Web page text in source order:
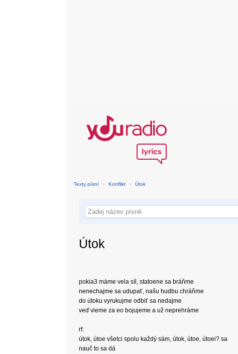
Texty písní › Konflikt › Útok
Útok
pokia3 máme vela síl, statoene sa bráňme
nenechajme sa udupať, našu hudbu chráňme
do útoku vyrukujme odbiť sa nedajme
veď vieme za eo bojujeme a už neprehráme
rf:
útok, útoe všetci spolu každý sám, útok, útoe, útoei? sa
nauč to sa dá